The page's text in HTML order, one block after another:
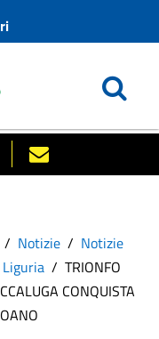
Notizie
Notizie
TRIONFO
CONQUISTA